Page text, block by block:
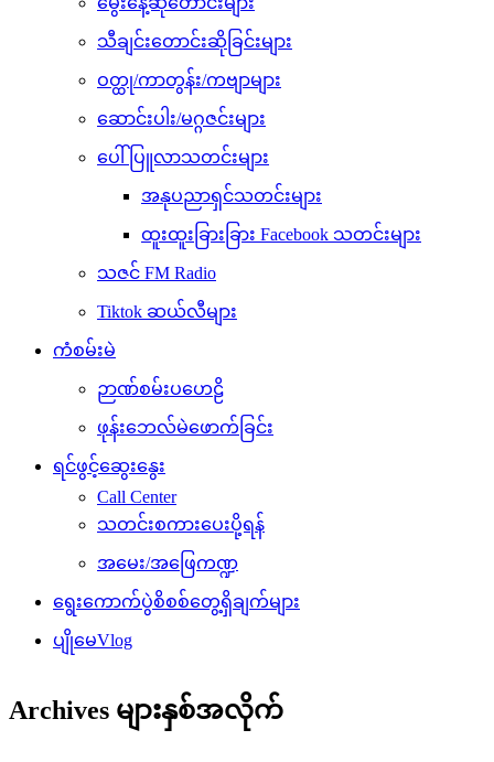
သီချင်းတောင်းဆိုခြင်းများ
ဝတ္ထု/ကာတွန်း/ကဗျာများ
ဆောင်းပါး/မဂ္ဂဇင်းများ
ပေါ်ပြူလာသတင်းများ
အနုပညာရှင်သတင်းများ
ထူးထူးခြားခြား Facebook သတင်းများ
သဇင် FM Radio
Tiktok ဆယ်လီများ
ကံစမ်းမဲ
ဉာဏ်စမ်းပဟေဠိ
ဖုန်းဘေလ်မဲဖောက်ခြင်း
ရင်ဖွင့်ဆွေးနွေး
Call Center
သတင်းစကားပေးပို့ရန်
အမေး/အဖြေကဏ္ဍ
ရွေးကောက်ပွဲစိစစ်တွေ့ရှိချက်များ
ပျိုမေVlog
Archives များနှစ်အလိုက်